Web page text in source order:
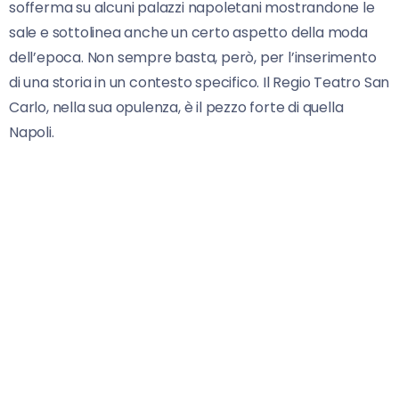
sofferma su alcuni palazzi napoletani mostrandone le
sale e sottolinea anche un certo aspetto della moda
dell’epoca. Non sempre basta, però, per l’inserimento
di una storia in un contesto specifico. Il Regio Teatro San
Carlo, nella sua opulenza, è il pezzo forte di quella
Napoli.